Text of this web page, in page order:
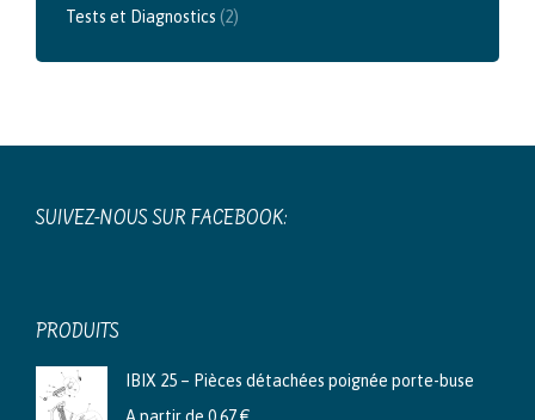
Tests et Diagnostics (2)
SUIVEZ-NOUS SUR FACEBOOK:
PRODUITS
IBIX 25 – Pièces détachées poignée porte-buse